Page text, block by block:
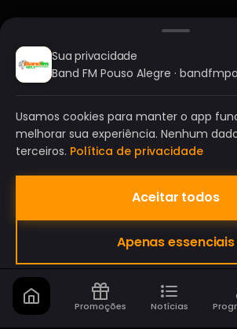
BAND FM POUSO ALEGRE
A SUA RÁDIO DO SEU JEITO!
Sua privacidade
Band FM Pouso Alegre ·
Usamos cookies para manter o app
melhorar sua experiência. Nenhum
terceiros. Política de privacidade
Aceitar todos
Apenas essenciais
Promoções Notícias